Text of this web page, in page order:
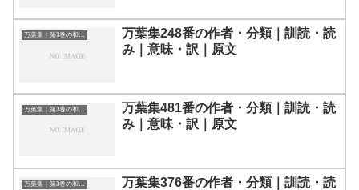
万葉集｜第3巻の和歌一覧
万葉集248番の作者・分類｜訓読・読
み｜意味・訳｜原文
万葉集｜第3巻の和歌一覧
万葉集481番の作者・分類｜訓読・読
み｜意味・訳｜原文
万葉集376番の作者・分類｜訓読・読